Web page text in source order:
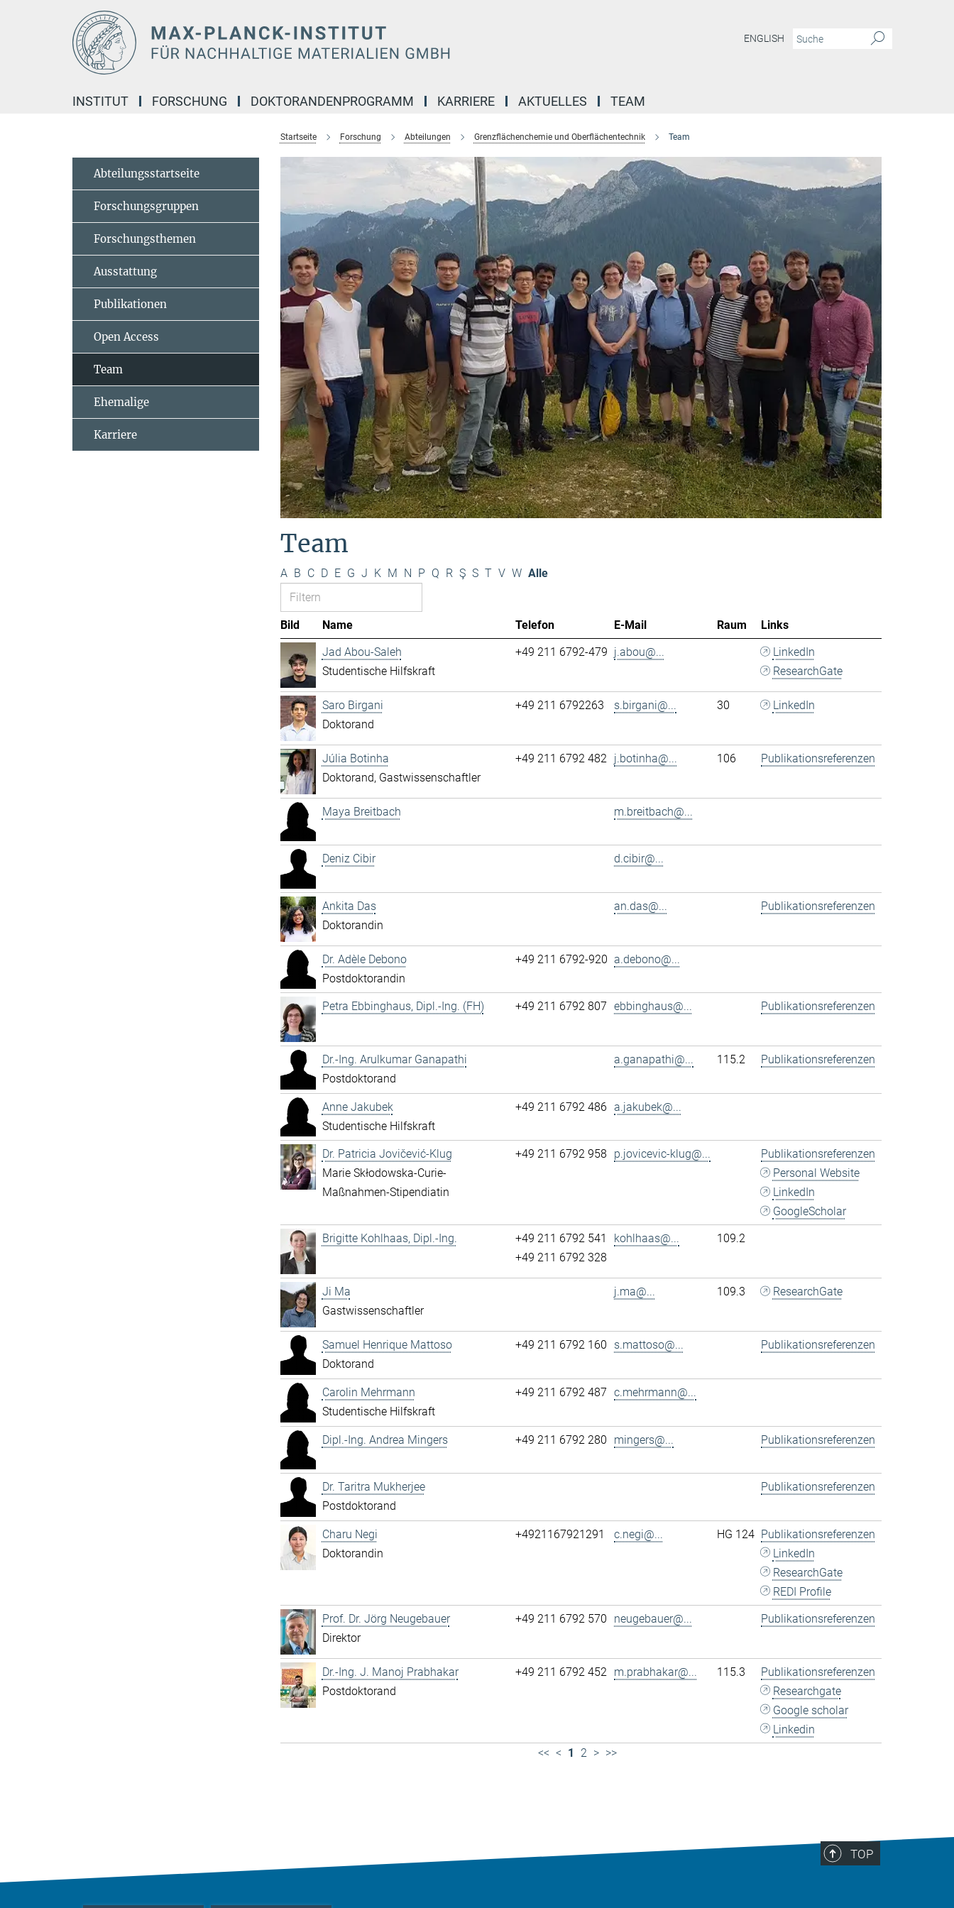
ENGLISH
INSTITUT FORSCHUNG DOKTORANDENPROGRAMM KARRIERE AKTUELLES TEAM
Startseite Forschung Abteilungen Grenzflächenchemie und Oberflächentechnik Team
Team
A B C D E G J K M N P Q R Ş S T V W Alle
Bild Name Telefon E-Mail Raum
Links
Jad Abou-Saleh
Studentische Hilfskraft
+49 211 6792-479 j.abou@...
LinkedIn
ResearchGate
Saro Birgani
Doktorand
+49 211 6792263 s.birgani@... 30 LinkedIn
Júlia Botinha
Doktorand, Gastwissenschaftler
+49 211 6792 482 j.botinha@... 106 Publikationsreferenzen
Maya Breitbach m.breitbach@...
Deniz Cibir d.cibir@...
Ankita Das
Doktorandin
an.das@... Publikationsreferenzen
Dr. Adèle Debono
Postdoktorandin
+49 211 6792-920 a.debono@...
Petra Ebbinghaus, Dipl.-Ing. (FH) +49 211 6792 807 ebbinghaus@... Publikationsreferenzen
Dr.-Ing. Arulkumar Ganapathi
Postdoktorand
a.ganapathi@... 115.2 Publikationsreferenzen
Anne Jakubek
Studentische Hilfskraft
+49 211 6792 486 a.jakubek@...
Dr. Patricia Jovičević-Klug
Marie Skłodowska-Curie-
Maßnahmen-Stipendiatin
+49 211 6792 958 p.jovicevic-klug@...
Publikationsreferenzen
Personal Website
LinkedIn
GoogleScholar
Brigitte Kohlhaas, Dipl.-Ing.
+49 211 6792 541
+49 211 6792 328
kohlhaas@... 109.2
Ji Ma
Gastwissenschaftler
j.ma@... 109.3 ResearchGate
Samuel Henrique Mattoso
Doktorand
+49 211 6792 160 s.mattoso@... Publikationsreferenzen
Carolin Mehrmann
Studentische Hilfskraft
+49 211 6792 487 c.mehrmann@...
Dipl.-Ing. Andrea Mingers +49 211 6792 280 mingers@... Publikationsreferenzen
Dr. Taritra Mukherjee
Postdoktorand
Publikationsreferenzen
Charu Negi
Doktorandin
+4921167921291 c.negi@... HG 124 Publikationsreferenzen
LinkedIn
ResearchGate
REDI Profile
Prof. Dr. Jörg Neugebauer
Direktor
+49 211 6792 570 neugebauer@... Publikationsreferenzen
Dr.-Ing. J. Manoj Prabhakar
Postdoktorand
+49 211 6792 452 m.prabhakar@... 115.3
Publikationsreferenzen
Researchgate
Google scholar
Linkedin
<< < 1 2 > >>
Abteilungsstartseite
Forschungsgruppen
Forschungsthemen
Ausstattung
Publikationen
Open Access
Team
Ehemalige
Karriere
TOP